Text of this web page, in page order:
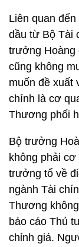
Liên quan
dầu từ Bộ Tài
trưởng Hoàng
cũng không
muốn đề xuất
chính là cơ
Thương phối
Bộ trưởng
không phải
trưởng tổ về
ngành Tài
Thương
báo cáo Thủ
chỉnh giá.